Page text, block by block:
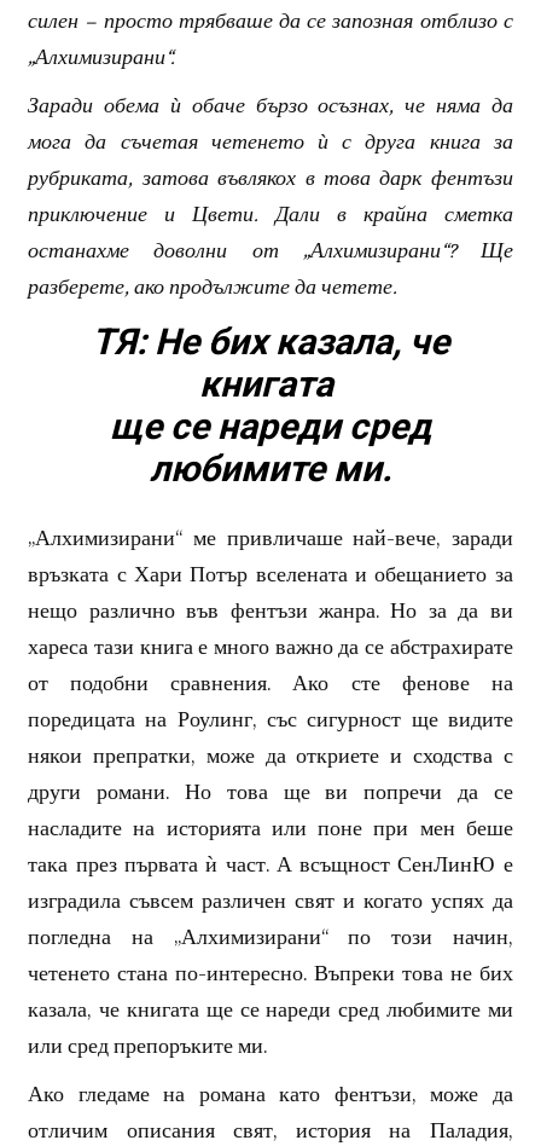
силен – просто трябваше да се запозная отблизо с
„Алхимизирани“.
Заради обема ѝ обаче бързо осъзнах, че няма да
мога да съчетая четенето ѝ с друга книга за
рубриката, затова въвлякох в това дарк фентъзи
приключение и Цвети. Дали в крайна сметка
останахме доволни от „Алхимизирани“? Ще
разберете, ако продължите да четете.
ТЯ: Не бих казала, че
книгата
ще се нареди сред
любимите ми.
„Алхимизирани“ ме привличаше най-вече, заради
връзката с Хари Потър вселената и обещанието за
нещо различно във фентъзи жанра. Но за да ви
хареса тази книга е много важно да се абстрахирате
от подобни сравнения. Ако сте фенове на
поредицата на Роулинг, със сигурност ще видите
някои препратки, може да откриете и сходства с
други романи. Но това ще ви попречи да се
насладите на историята или поне при мен беше
така през първата ѝ част. А всъщност СенЛинЮ е
изградила съвсем различен свят и когато успях да
погледна на „Алхимизирани“ по този начин,
четенето стана по-интересно. Въпреки това не бих
казала, че книгата ще се нареди сред любимите ми
или сред препоръките ми.
Ако гледаме на романа като фентъзи, може да
отличим описания свят, история на Паладия,